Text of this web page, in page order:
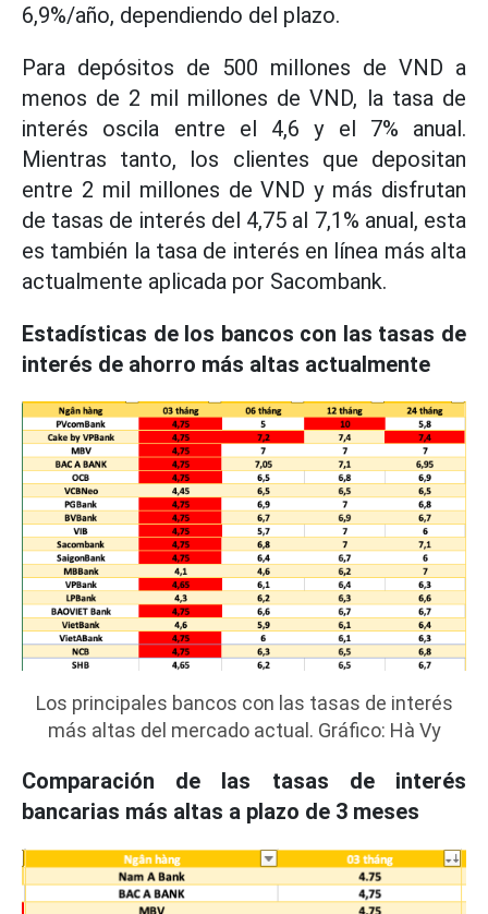
6,9%/año, dependiendo del plazo.
Para depósitos de 500 millones de VND a
menos de 2 mil millones de VND, la tasa de
interés oscila entre el 4,6 y el 7% anual.
Mientras tanto, los clientes que depositan
entre 2 mil millones de VND y más disfrutan
de tasas de interés del 4,75 al 7,1% anual, esta
es también la tasa de interés en línea más alta
actualmente aplicada por Sacombank.
Estadísticas de los bancos con las tasas de
interés de ahorro más altas actualmente
Los principales bancos con las tasas de interés
más altas del mercado actual. Gráfico: Hà Vy
Comparación de las tasas de interés
bancarias más altas a plazo de 3 meses